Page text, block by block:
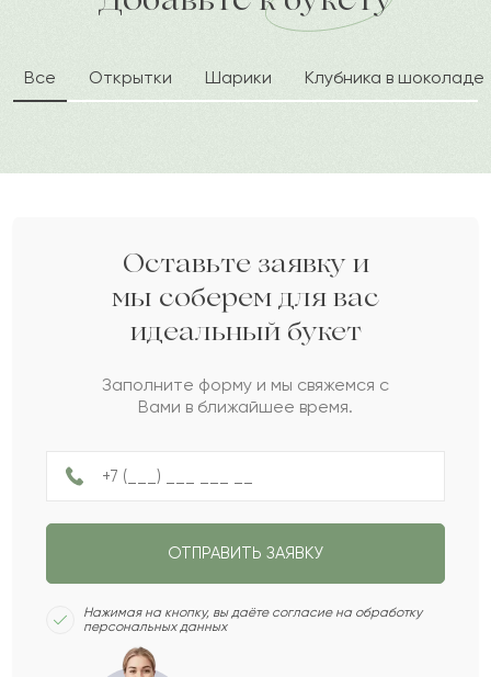
2022-08-20
С 2022-06-24
Снежана
Ш 2022-06-01
Шинаргуль
2022-05-04
Ким
2022-05-02
Бекнар
Талмас
А Амир
Флорентий
Все Открытки Шарики Клубника в шоколаде
Оставьте заявку и
мы соберем для вас
идеальный букет
Заполните форму и мы свяжемся с
Вами в ближайшее время.
ОТПРАВИТЬ ЗАЯВКУ
Нажимая на кнопку, вы даёте согласие на обработку
персональных данных